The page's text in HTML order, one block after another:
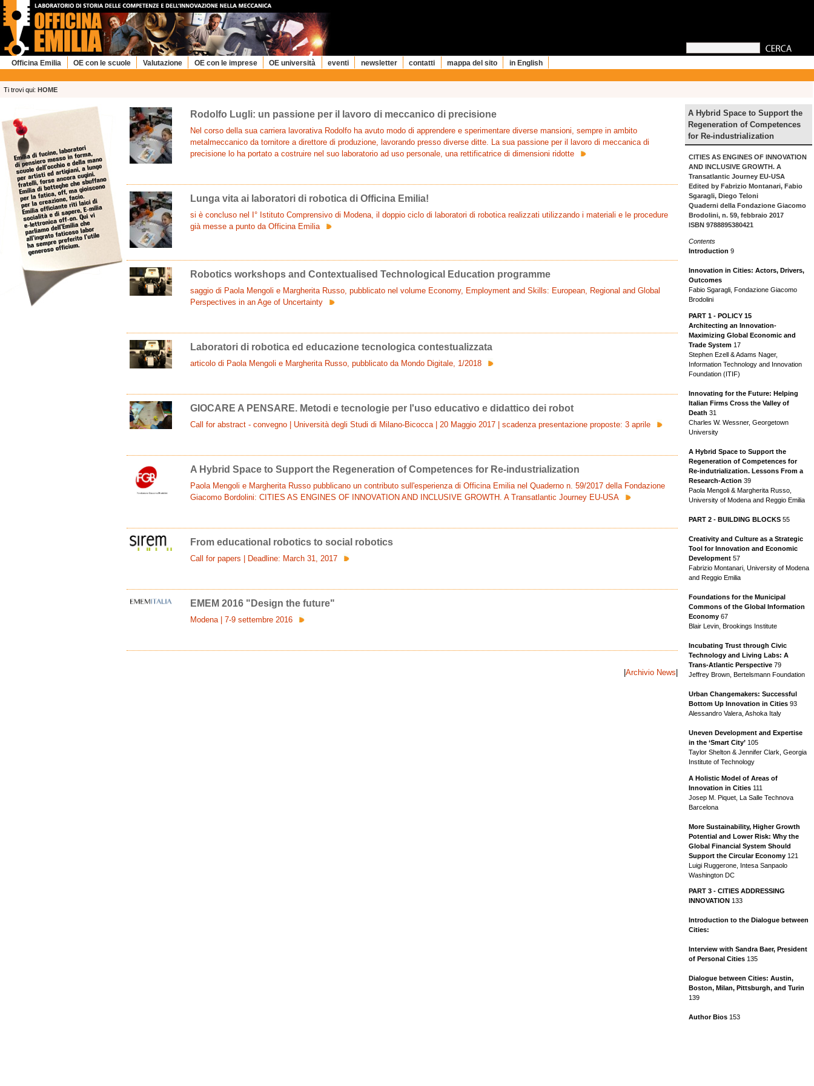
Officina Emilia OE con le scuole Valutazione OE con le imprese OE università eventi newsletter contatti mappa del sito in English
Ti trovi qui: HOME
A Hybrid Space to Support the
Regeneration of Competences
for Re-industrialization
CITIES AS ENGINES OF INNOVATION
AND INCLUSIVE GROWTH. A
Transatlantic Journey EU-USA
Edited by Fabrizio Montanari, Fabio
Sgaragli, Diego Teloni
Quaderni della Fondazione Giacomo
Brodolini, n. 59, febbraio 2017
ISBN 9788895380421
Contents
Introduction 9
Innovation in Cities: Actors, Drivers,
Outcomes
Fabio Sgaragli, Fondazione Giacomo
Brodolini
PART 1 - POLICY 15
Architecting an Innovation-
Maximizing Global Economic and
Trade System17
Stephen Ezell & Adams Nager,
Information Technology and Innovation
Foundation (ITIF)
Innovating for the Future: Helping
Italian Firms Cross the Valley of
Death 31
Charles W. Wessner, Georgetown
University
A Hybrid Space to Support the
Regeneration of Competences for
Re-indutrialization. Lessons From a
Research-Action 39
Paola Mengoli & Margherita Russo,
University of Modena and Reggio Emilia
PART 2 - BUILDING BLOCKS55
Creativity and Culture as a Strategic
Tool for Innovation and Economic
Development57
Fabrizio Montanari, University of Modena
and Reggio Emilia
Foundations for the Municipal
Commons of the Global Information
Economy67
Blair Levin, Brookings Institute
Incubating Trust through Civic
Technology and Living Labs: A
Trans-Atlantic Perspective79
Jeffrey Brown, Bertelsmann Foundation
Urban Changemakers: Successful
Bottom Up Innovation in Cities 93
Alessandro Valera, Ashoka Italy
Uneven Development and Expertise
in the ‘Smart City’105
Taylor Shelton & Jennifer Clark, Georgia
Institute of Technology
A Holistic Model of Areas of
Innovation in Cities111
Josep M. Piquet, La Salle Technova
Barcelona
More Sustainability, Higher Growth
Potential and Lower Risk: Why the
Global Financial System Should
Support the Circular Economy121
Luigi Ruggerone, Intesa Sanpaolo
Washington DC
PART 3 - CITIES ADDRESSING
INNOVATION 133
Introduction to the Dialogue between
Cities:
Interview with Sandra Baer, President
of Personal Cities135
Dialogue between Cities: Austin,
Boston, Milan, Pittsburgh, and Turin
139
Author Bios153
Rodolfo Lugli: un passione per il lavoro di meccanico di precisione
Nel corso della sua carriera lavorativa Rodolfo ha avuto modo di apprendere e sperimentare diverse mansioni, sempre in ambito
metalmeccanico da tornitore a direttore di produzione, lavorando presso diverse ditte. La sua passione per il lavoro di meccanica di
precisione lo ha portato a costruire nel suo laboratorio ad uso personale, una rettificatrice di dimensioni ridotte
Lunga vita ai laboratori di robotica di Officina Emilia!
si è concluso nel I° Istituto Comprensivo di Modena, il doppio ciclo di laboratori di robotica realizzati utilizzando i materiali e le procedure
già messe a punto da Officina Emilia
Robotics workshops and Contextualised Technological Education programme
saggio di Paola Mengoli e Margherita Russo, pubblicato nel volume Economy, Employment and Skills: European, Regional and Global
Perspectives in an Age of Uncertainty
Laboratori di robotica ed educazione tecnologica contestualizzata
articolo di Paola Mengoli e Margherita Russo, pubblicato da Mondo Digitale, 1/2018
GIOCARE A PENSARE. Metodi e tecnologie per l'uso educativo e didattico dei robot
Call for abstract - convegno | Università degli Studi di Milano-Bicocca | 20 Maggio 2017 | scadenza presentazione proposte: 3 aprile
A Hybrid Space to Support the Regeneration of Competences for Re-industrialization
Paola Mengoli e Margherita Russo pubblicano un contributo sull'esperienza di Officina Emilia nel Quaderno n. 59/2017 della Fondazione
Giacomo Bordolini: CITIES AS ENGINES OF INNOVATION AND INCLUSIVE GROWTH. A Transatlantic Journey EU-USA
From educational robotics to social robotics
Call for papers | Deadline: March 31, 2017
EMEM 2016 "Design the future"
Modena | 7-9 settembre 2016
Archivio News